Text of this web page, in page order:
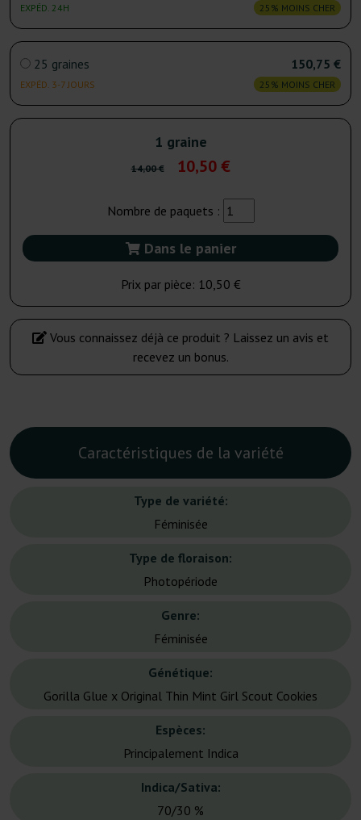
EXPÉD. 24H 25% MOINS CHER
25 graines
EXPÉD. 3-7 JOURS
150,75 €
25% MOINS CHER
1 graine
14,00 € 10,50 €
Nombre de paquets :
Dans le panier
Prix par pièce: 10,50 €
Vous connaissez déjà ce produit ? Laissez un avis et
recevez un bonus.
Caractéristiques de la variété
Type de variété:
Féminisée
Type de floraison:
Photopériode
Genre:
Féminisée
Génétique:
Gorilla Glue x Original Thin Mint Girl Scout Cookies
Espèces:
Principalement Indica
Indica/Sativa:
70/30 %